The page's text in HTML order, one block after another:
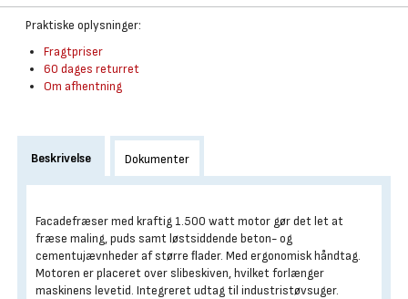
Praktiske oplysninger:
Fragtpriser
60 dages returret
Om afhentning
Beskrivelse Dokumenter
Facadefræser med kraftig 1.500 watt motor gør det let at
fræse maling, puds samt løstsiddende beton- og
cementujævnheder af større ﬂader. Med ergonomisk håndtag.
Motoren er placeret over slibeskiven, hvilket forlænger
maskinens levetid. Integreret udtag til industristøvsuger.